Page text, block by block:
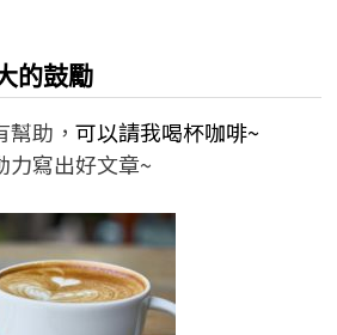
的鼓勵
助， 可以請我喝杯咖啡~
力寫出好文章~